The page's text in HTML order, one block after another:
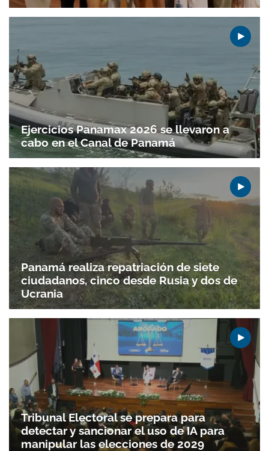
Gracias por suscribirte a nuestro boletín.
ACEPTAR
Ejercicios Panamax 2026 se llevaron a
cabo en el Canal de Panamá
Panamá realiza repatriación de siete
ciudadanos, cinco desde Rusia y dos de
Ucrania
Tribunal Electoral se prepara para
detectar y sancionar el uso de IA para
manipular las elecciones de 2029